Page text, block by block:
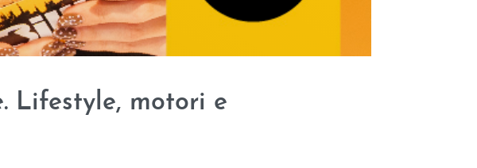
Lifestyle, motori e